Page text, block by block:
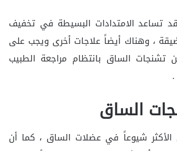
تساعد الامتدادات البسيطة في تخفيف
، وهناك أيضاً علاجات أخرى ويجب على
الساق بانتظام مراجعة الطبيب
الساق
شيوعاً في عضلات الساق ، كما أن